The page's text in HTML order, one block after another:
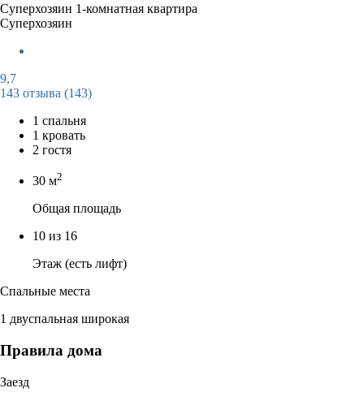
Суперхозяин 1-комнатная квартира
Суперхозяин
9,7
143 отзыва (143)
1 спальня
1 кровать
2 гостя
30 м2
Общая площадь
10 из 16
Этаж (есть лифт)
Спальные места
1 двуспальная широкая
Правила дома
Заезд